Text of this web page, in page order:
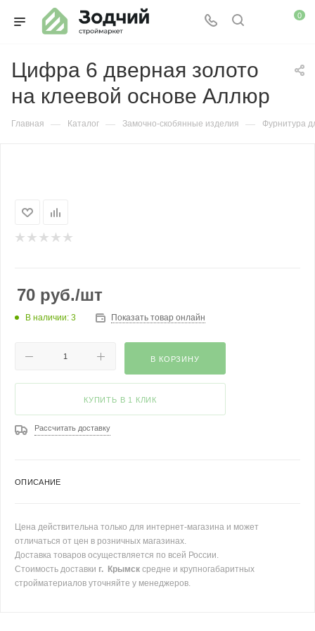
0
Цифра 6 дверная золото
на клеевой основе Аллюр
Главная — Каталог — Замочно-скобянные изделия — Фурнитура
70 руб./шт
В наличии: 3 Показать товар онлайн
В КОРЗИНУ
КУПИТЬ В 1 КЛИК
Рассчитать доставку
ОПИСАНИЕ
Цена действительна только для интернет-магазина и может
отличаться от цен в розничных магазинах.
Доставка товаров осуществляется по всей России.
Стоимость доставки г. Крымск средне и крупногабаритных
стройматериалов уточняйте у менеджеров.